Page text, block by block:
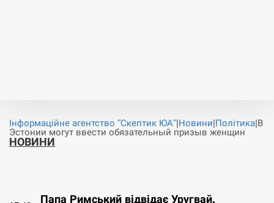
Інформаційне агентство "Скептик ЮА"|Новини|Політика|В
Эстонии могут ввести обязательный призыв женщин
НОВИНИ
Папа Римський відвідає Уругвай,